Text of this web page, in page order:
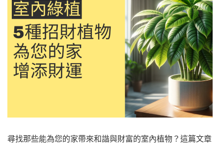
尋找那些能為您的家帶來和諧與財富的室內植物？這篇文章